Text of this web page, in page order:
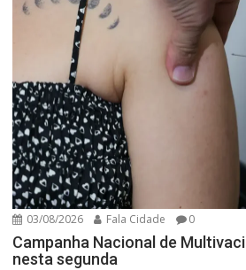
03/08/2026 Fala Cidade 0
Campanha Nacional de
nesta segunda